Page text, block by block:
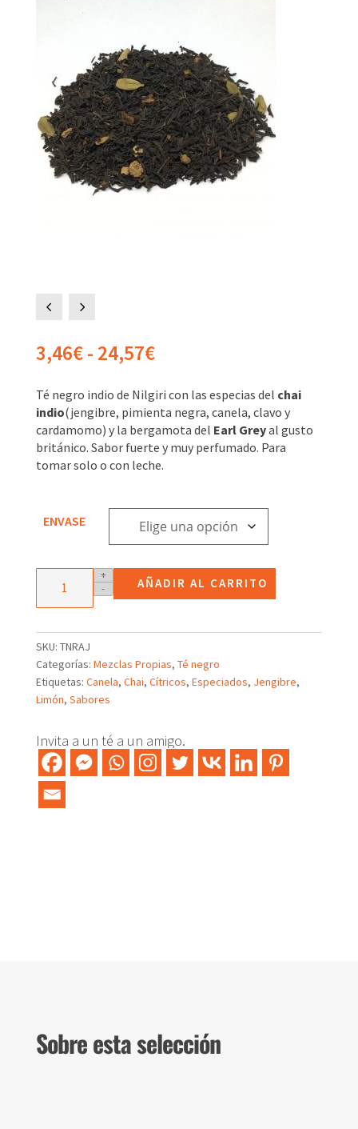
4 5
3,46€- 24,57€Rango
precios:
desde
3,46€
hasta
24,57€
Té negro indio de Nilgiri con las especias del chai
indio(jengibre, pimienta negra, canela, clavo y
cardamomo) y la bergamota del Earl Greyal gusto
británico. Sabor fuerte y muy perfumado. Para
tomar solo o con leche.
ENVASE
té
negro
Raj
(Earl
Grey
Chai)
+
-
AÑADIR AL CARRITO
SKU: TNRAJ
Categorías: Mezclas Propias, Té negro
Etiquetas: Canela, Chai, Cítricos, Especiados, Jengibre,
Limón, Sabores
Invita a un té a un amigo.
Sobre esta selección